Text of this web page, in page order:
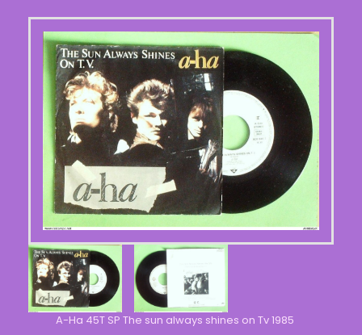
A-Ha 45T SP The sun always shines on Tv 1985